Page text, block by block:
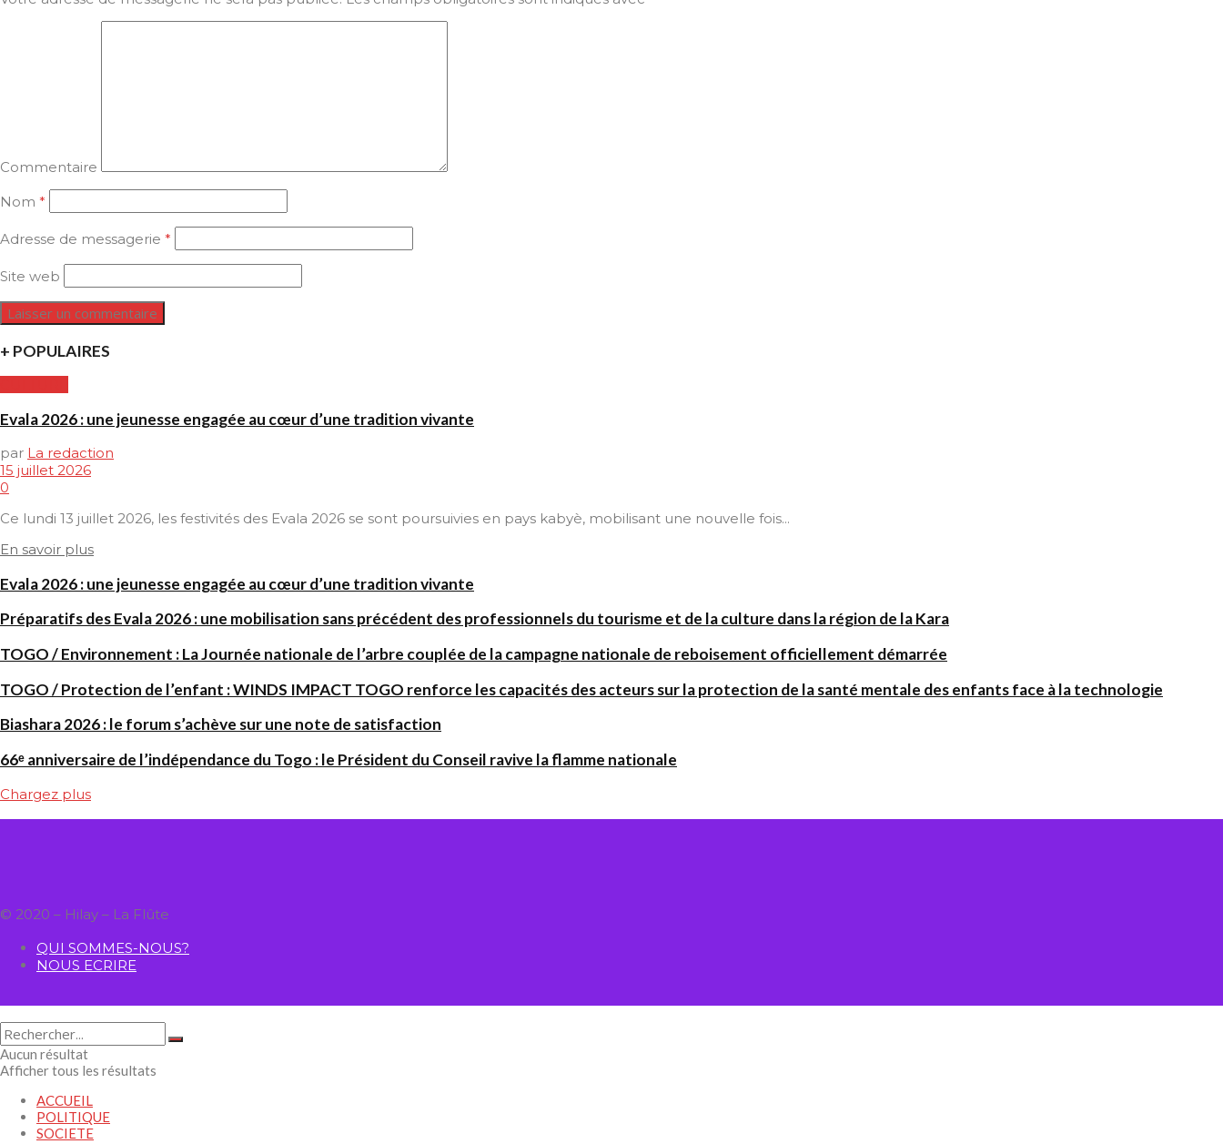
Commentaire
Nom *
Adresse de messagerie *
Site web
+ POPULAIRES
Evala 2026 : une jeunesse engagée au cœur d’une tradition vivante
par La redaction
15 juillet 2026
0
Ce lundi 13 juillet 2026, les festivités des Evala 2026 se sont poursuivies en pays kabyè, mobilisant une nouvelle fois...
En savoir plus
Evala 2026 : une jeunesse engagée au cœur d’une tradition vivante
Préparatifs des Evala 2026 : une mobilisation sans précédent des professionnels du tourisme et de la culture dans la région de la Kara
TOGO / Environnement : La Journée nationale de l’arbre couplée de la campagne nationale de reboisement officiellement démarrée
TOGO / Protection de l’enfant : WINDS IMPACT TOGO renforce les capacités des acteurs sur la protection de la santé mentale des enfants face à la technologie
Biashara 2026 : le forum s’achève sur une note de satisfaction
66ᵉ anniversaire de l’indépendance du Togo : le Président du Conseil ravive la flamme nationale
Chargez plus
© 2020 – Hilay – La Flûte
QUI SOMMES-NOUS?
NOUS ECRIRE
Aucun résultat
Afficher tous les résultats
ACCUEIL
POLITIQUE
SOCIETE